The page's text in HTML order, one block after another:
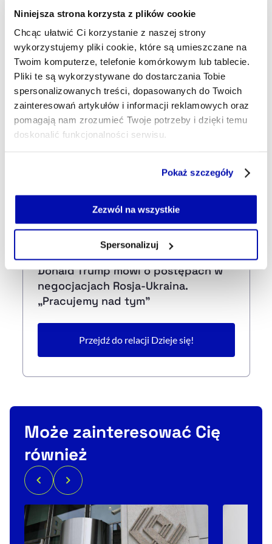
Niniejsza strona korzysta z plików cookie
Chcąc ułatwić Ci korzystanie z naszej strony
wykorzystujemy pliki cookie, które są umieszczane na
Twoim komputerze, telefonie komórkowym lub tablecie.
Pliki te są wykorzystywane do dostarczania Tobie
spersonalizowanych treści, dopasowanych do Twoich
zainteresowań artykułów i informacji reklamowych oraz
pomagają nam zrozumieć Twoje potrzeby i dzięki temu
doskonalić funkcjonalności serwisu.
Jeżeli nie wyrażasz zgody na zapisywanie plików cookie,
możesz łatwo zarządzać swoimi uprawnieniami, np. we
własnej przeglądarce internetowej lub po wybraniu opcji
Polityce Prywatności
Pokaż szczegóły
Zezwól na wszystkie
Spersonalizuj
Rekrutacje w IT nabierają tempa?
40 min temu
Globalny rynek półprzewodników z
dwukrotnym wzrostem. Eksperci
podwyższają prognozy
08:27
Rząd może wrócić do windfall tax.
Wyniki węgierskiej Grupy MOL.
Mocny wzrost zysku netto
Donald Trump mówi o postępach w
negocjacjach Rosja-Ukraina.
„Pracujemy nad tym”
Przejdź do relacji Dzieje się!
Może zainteresować Cię
również